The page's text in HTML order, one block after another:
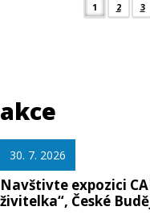
1 2 3
akce
30. 7. 2026
Navštivte expozici
živitelka“, České